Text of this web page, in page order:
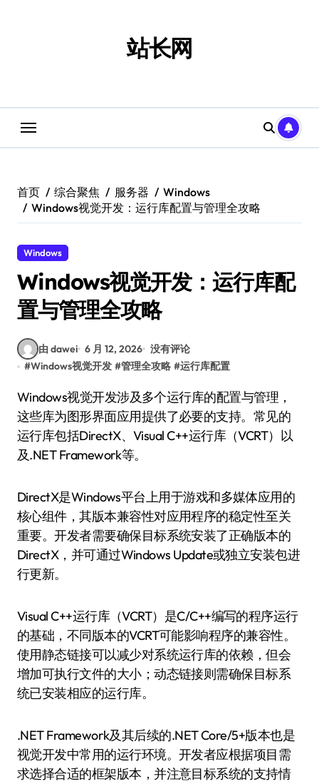
站长网
首页 综合聚焦 服务器
Windows
Windows视觉开发：运行库配置与管理全攻略
Windows
Windows视觉开发：运行库配
置与管理全攻略
由 dawei 6 月 12, 2026 没有评论
#Windows视觉开发 #管理全攻略 #运行库配置
Windows视觉开发涉及多个运行库的配置与管理，
这些库为图形界面应用提供了必要的支持。常见的
运行库包括DirectX、Visual C++运行库（VCRT）以
及.NET Framework等。
DirectX是Windows平台上用于游戏和多媒体应用的
核心组件，其版本兼容性对应用程序的稳定性至关
重要。开发者需要确保目标系统安装了正确版本的
DirectX，并可通过Windows Update或独立安装包进
行更新。
Visual C++运行库（VCRT）是C/C++编写的程序运行
的基础，不同版本的VCRT可能影响程序的兼容性。
使用静态链接可以减少对系统运行库的依赖，但会
增加可执行文件的大小；动态链接则需确保目标系
统已安装相应的运行库。
.NET Framework及其后续的.NET Core/5+版本也是
视觉开发中常用的运行环境。开发者应根据项目需
求选择合适的框架版本，并注意目标系统的支持情